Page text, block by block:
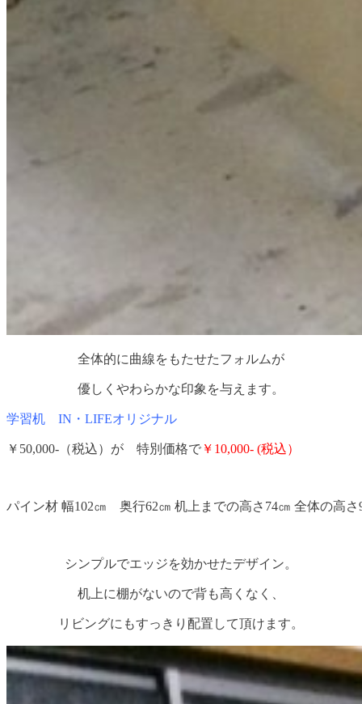
全体的に曲線をもたせたフォルムが
優しくやわらかな印象を与えます。
学習机 IN・LIFEオリジナル
￥50,000-（税込）が 特別価格で ￥10,000- (税込）
パイン材 幅102㎝ 奥行62㎝ 机上までの高さ74㎝ 全体の高さ
シンプルでエッジを効かせたデザイン。
机上に棚がないので背も高くなく、
リビングにもすっきり配置して頂けます。